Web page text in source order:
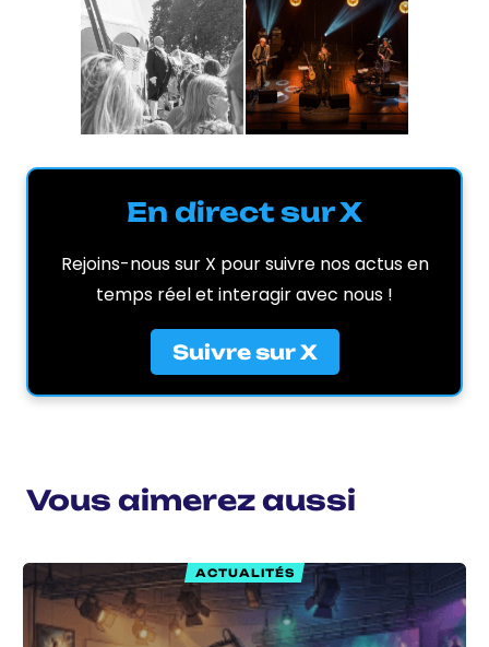
En direct sur X
Rejoins-nous sur X pour suivre nos actus en
temps réel et interagir avec nous !
Suivre sur X
Vous aimerez aussi
ACTUALITÉS